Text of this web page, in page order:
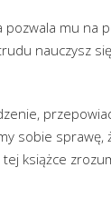
mu na
nauczysz
sobie
książce